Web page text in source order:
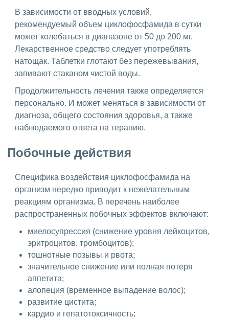
В зависимости от вводных условий,
рекомендуемый объем циклофосфамида в сутки
может колебаться в диапазоне от 50 до 200 мг.
Лекарственное средство следует употреблять
натощак. Таблетки глотают без пережевывания,
запивают стаканом чистой воды.
Продолжительность лечения также определяется
персонально. И может меняться в зависимости от
диагноза, общего состояния здоровья, а также
наблюдаемого ответа на терапию.
Побочные действия
Специфика воздействия циклофосфамида на
организм нередко приводит к нежелательным
реакциям организма. В перечень наиболее
распространенных побочных эффектов включают:
миелосупрессия (снижение уровня лейкоцитов,
эритроцитов, тромбоцитов);
тошнотные позывы и рвота;
значительное снижение или полная потеря
аппетита;
алопеция (временное выпадение волос);
развитие цистита;
кардио и гепатотоксичность;